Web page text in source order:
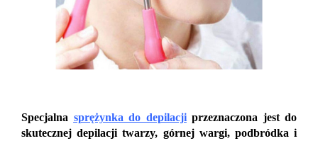
Specjalna sprężynka do depilacjiprzeznaczona jest do
skutecznej depilacji twarzy, górnej wargi, podbródka i